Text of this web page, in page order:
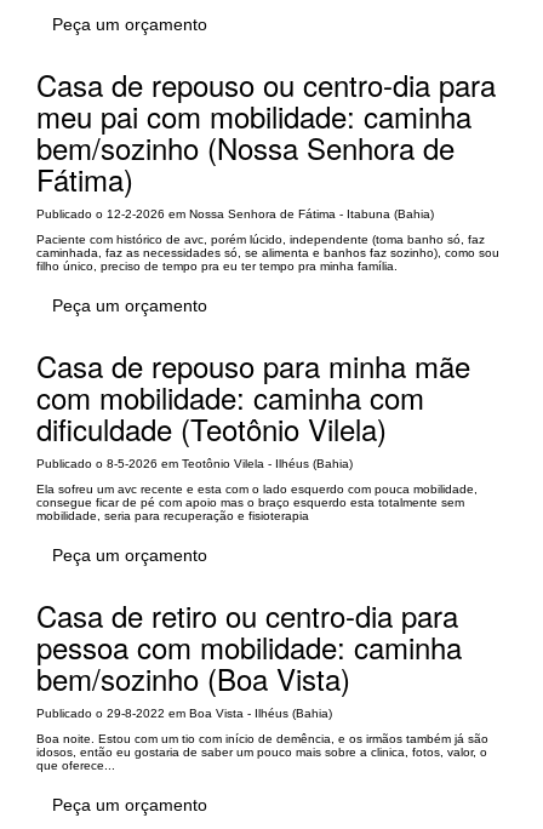
Peça um orçamento
Casa de repouso ou centro-dia para
meu pai com mobilidade: caminha
bem/sozinho (Nossa Senhora de
Fátima)
Publicado o 12-2-2026 em Nossa Senhora de Fátima - Itabuna (Bahia)
Paciente com histórico de avc, porém lúcido, independente (toma banho só, faz
caminhada, faz as necessidades só, se alimenta e banhos faz sozinho), como sou
filho único, preciso de tempo pra eu ter tempo pra minha família.
Peça um orçamento
Casa de repouso para minha mãe
com mobilidade: caminha com
dificuldade (Teotônio Vilela)
Publicado o 8-5-2026 em Teotônio Vilela - Ilhéus (Bahia)
Ela sofreu um avc recente e esta com o lado esquerdo com pouca mobilidade,
consegue ficar de pé com apoio mas o braço esquerdo esta totalmente sem
mobilidade, seria para recuperação e fisioterapia
Peça um orçamento
Casa de retiro ou centro-dia para
pessoa com mobilidade: caminha
bem/sozinho (Boa Vista)
Publicado o 29-8-2022 em Boa Vista - Ilhéus (Bahia)
Boa noite. Estou com um tio com início de demência, e os irmãos também já são
idosos, então eu gostaria de saber um pouco mais sobre a clinica, fotos, valor, o
que oferece...
Peça um orçamento